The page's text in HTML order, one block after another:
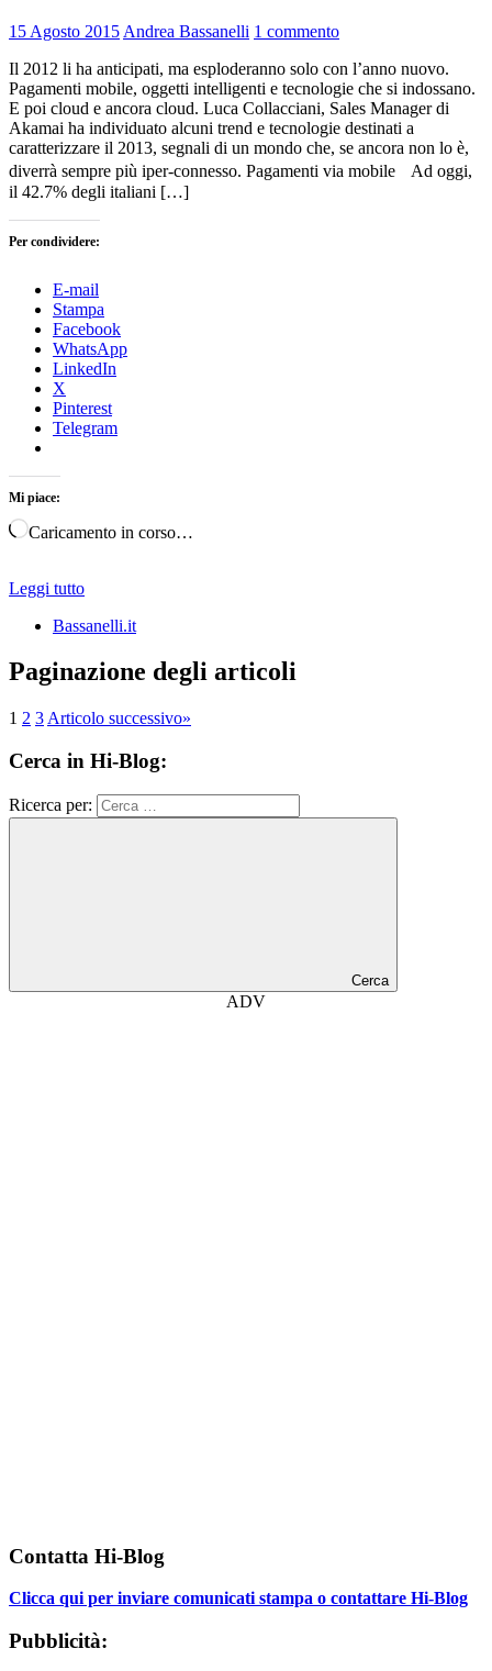
15 Agosto 2015 Andrea Bassanelli 1 commento
Il 2012 li ha anticipati, ma esploderanno solo con l’anno nuovo.
Pagamenti mobile, oggetti intelligenti e tecnologie che si indossano.
E poi cloud e ancora cloud. Luca Collacciani, Sales Manager di
Akamai ha individuato alcuni trend e tecnologie destinati a
caratterizzare il 2013, segnali di un mondo che, se ancora non lo è,
diverrà sempre più iper-connesso. Pagamenti via mobile Ad oggi,
il 42.7% degli italiani […]
Per condividere:
E-mail
Stampa
Facebook
WhatsApp
LinkedIn
X
Pinterest
Telegram
Mi piace:
Caricamento in corso…
Leggi tutto
Bassanelli.it
Paginazione degli articoli
1 2 3 Articolo successivo»
Cerca in Hi-Blog:
Ricerca per:
Cerca
ADV
Contatta Hi-Blog
Clicca qui per inviare comunicati stampa o contattare Hi-Blog
Pubblicità: